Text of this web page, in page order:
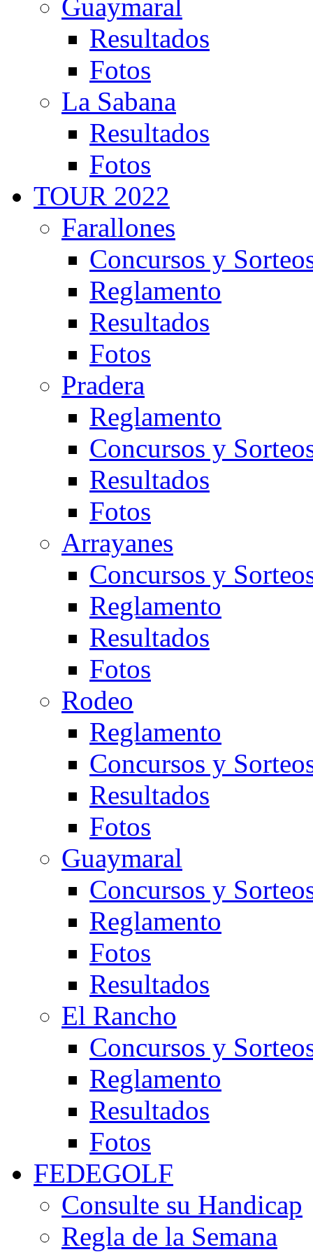
Guaymaral
Resultados
Fotos
La Sabana
Resultados
Fotos
TOUR 2022
Farallones
Concursos y
Reglamento
Resultados
Fotos
Pradera
Reglamento
Concursos y
Resultados
Fotos
Arrayanes
Concursos y
Reglamento
Resultados
Fotos
Rodeo
Reglamento
Concursos y
Resultados
Fotos
Guaymaral
Concursos y
Reglamento
Fotos
Resultados
El Rancho
Concursos y
Reglamento
Resultados
Fotos
FEDEGOLF
Consulte su Handicap
Regla de la Semana